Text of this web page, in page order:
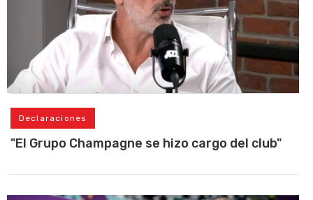
Declaraciones
"El Grupo Champagne se hizo cargo del club"